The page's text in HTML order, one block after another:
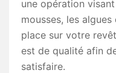
une opération
mousses, les
place sur votre
est de qualité afin
satisfaire.